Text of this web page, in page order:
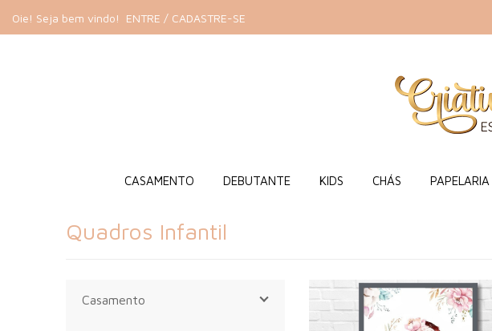
Oie! Seja bem vindo! ENTRE / CADASTRE-SE
CASAMENTO DEBUTANTE KIDS CHÁS PAPELARIA
Quadros Infantil
Casamento